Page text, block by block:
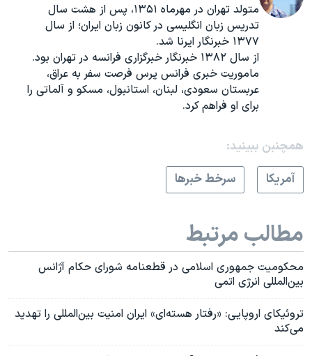
متولد تهران در مهرماه ۱۳۵۱، پس از هشت سال
تدریس زبان انگلیسی در کانون زبان ایران؛ از سال
۱۳۷۷ خبرنگار ایرنا شد.
از سال ۱۳۸۲ خبرنگار خبرگزاری فرانسه در تهران بود.
ماموریت خبری فرانس پرس فرصت سفر به عراق،
عربستان سعودی، لبنان، استانبول، مسکو و آلماتی را
برای او فراهم کرد.
همچنبن ببینید:
آمريکا
سرخط خبرها
مطالب مرتبط
محکومیت جمهوری اسلامی در قطعنامه شورای حکام آژانس
بین‌المللی انرژی اتمی
تروئیکای اروپایی: «رفتار هسته‌ای» ایران امنیت بین‌المللی را تهدید
می‌کند